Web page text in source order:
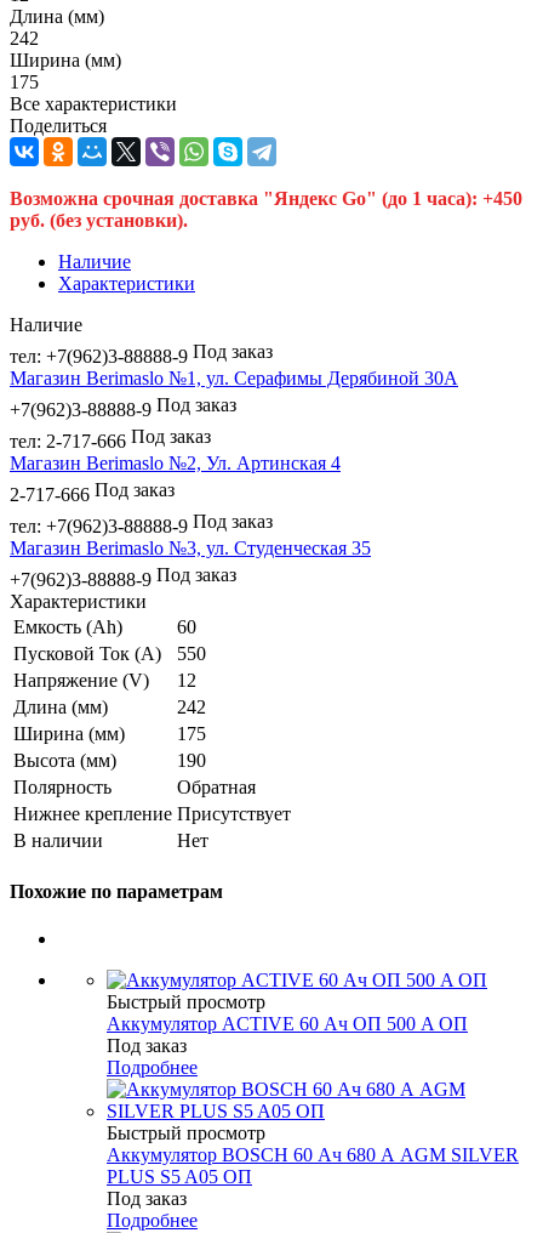
Длина (мм)
242
Ширина (мм)
175
Все характеристики
Поделиться
Возможна срочная доставка "Яндекс Go" (до 1 часа): +450
руб. (без установки).
Наличие
Характеристики
Наличие
тел: +7(962)3-88888-9 Под заказ
Магазин Berimaslo №1, ул. Серафимы Дерябиной 30А
+7(962)3-88888-9 Под заказ
тел: 2-717-666 Под заказ
Магазин Berimaslo №2, Ул. Артинская 4
2-717-666 Под заказ
тел: +7(962)3-88888-9 Под заказ
Магазин Berimaslo №3, ул. Студенческая 35
+7(962)3-88888-9 Под заказ
Характеристики
Емкость (Ah)
60
Пусковой Ток (A)
550
Напряжение (V)
12
Длина (мм)
242
Ширина (мм)
175
Высота (мм)
190
Полярность
Обратная
Нижнее крепление Присутствует
В наличии
Нет
Похожие по параметрам
Быстрый просмотр
Аккумулятор ACTIVE 60 Ач ОП 500 A ОП
Под заказ
Подробнее
Быстрый просмотр
Аккумулятор BOSCH 60 Ач 680 А AGM SILVER
PLUS S5 A05 ОП
Под заказ
Подробнее